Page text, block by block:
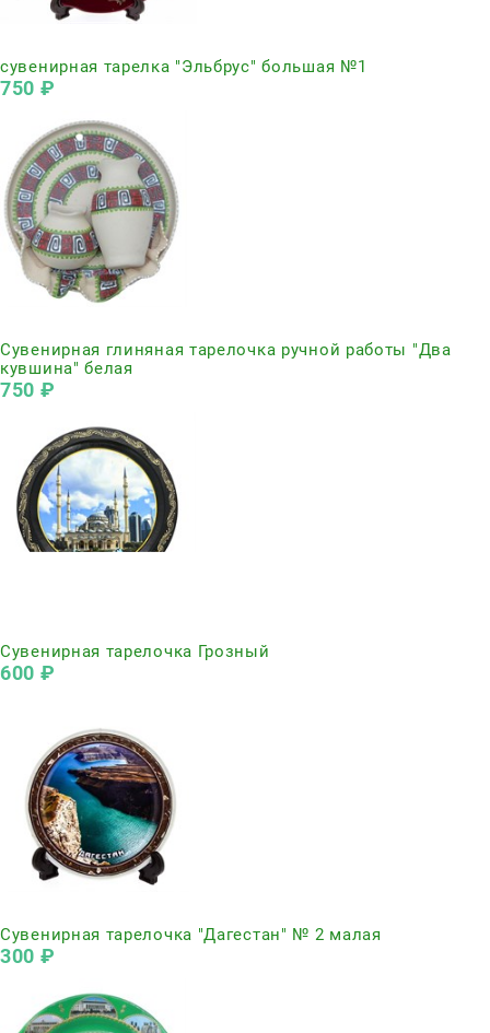
сувенирная тарелка "Эльбрус" большая №1
750 ₽
Сувенирная глиняная тарелочка ручной работы "Два
кувшина" белая
750 ₽
Сувенирная тарелочка Грозный
600 ₽
Сувенирная тарелочка "Дагестан" № 2 малая
300 ₽